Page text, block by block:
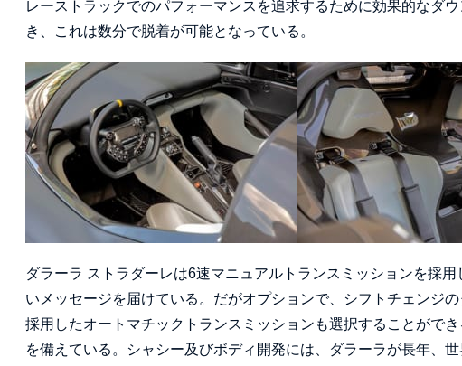
レーストラックでのパフォーマンスを追求するために効果的なダ
き、これは数分で脱着が可能となっている。
ダラーラ ストラダーレは6速マニュアルトランスミッションを採
いメッセージを届けている。だがオプションで、シフトチェンジ
採用したオートマチックトランスミッションも選択することがで
を備えている。シャシー及びボディ開発には、ダラーラが長年、